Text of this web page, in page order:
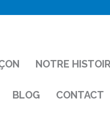
NOTRE
BLOG CONTACT